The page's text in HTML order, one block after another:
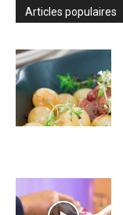
Articles populaires